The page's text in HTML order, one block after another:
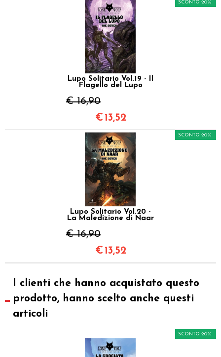
Lupo Solitario Vol.19 - Il
Flagello del Lupo
€ 16,90
SCONTO 20%
€ 13,52
Lupo Solitario Vol.20 -
La Maledizione di Naar
€ 16,90
SCONTO 20%
€ 13,52
I clienti che hanno acquistato questo
prodotto, hanno scelto anche questi
articoli
SCONTO 20%